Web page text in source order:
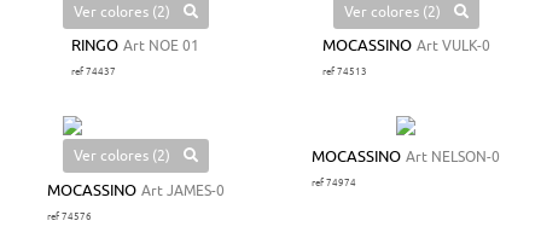
Ver colores (2)
RINGO Art NOE 01
ref 74437
Ver colores (2)
MOCASSINO Art VULK-0
ref 74513
Ver colores (2)
MOCASSINO Art JAMES-0
ref 74576
MOCASSINO Art NELSON-0
ref 74974